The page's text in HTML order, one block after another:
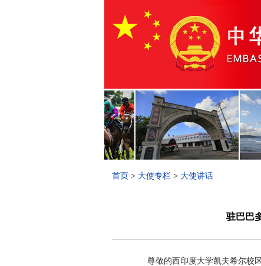
首页 > 大使专栏 > 大使讲话
驻巴巴
尊敬的西印度大学凯夫希尔校区